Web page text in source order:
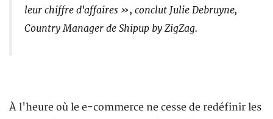
leur chiffre d'affaires », conclut Julie Debruyne,
Country Manager de Shipup by ZigZag.
À l'heure où le e-commerce ne cesse de redéfinir les